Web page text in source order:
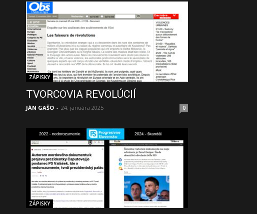
ZÁPISKY
TVORCOVIA REVOLÚCIÍ
JÁN GAŠO - 24. januára 2025 0
ZÁPISKY